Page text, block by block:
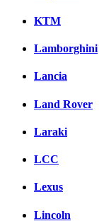
KTM
Lamborghini
Lancia
Land Rover
Laraki
LCC
Lexus
Lincoln